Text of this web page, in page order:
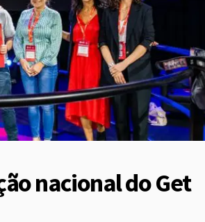
nacional do Get